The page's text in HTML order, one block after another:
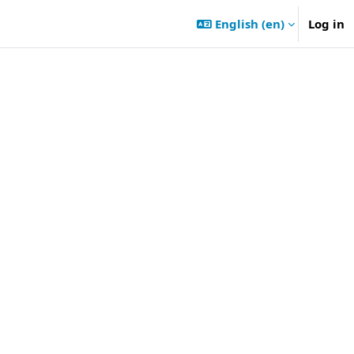
English ‎(en)‎ Log in